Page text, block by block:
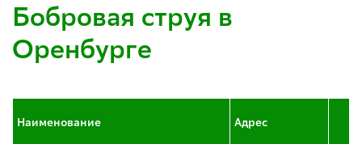
Бобровая струя в
Оренбурге
Наименование Адрес